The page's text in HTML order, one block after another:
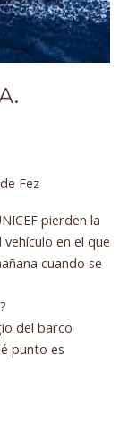
Fez
pierden la
en el que
cuando se
del barco
punto es